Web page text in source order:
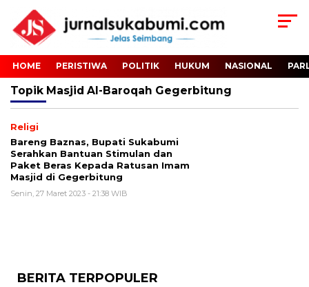
HOME PERISTIWA POLITIK HUKUM NASIONAL
Topik Masjid Al-Baroqah Gegerbitung
Religi
Bareng Baznas, Bupati Sukabumi
Serahkan Bantuan Stimulan dan
Paket Beras Kepada Ratusan Imam
Masjid di Gegerbitung
Senin, 27 Maret 2023 - 21:38 WIB
BERITA TERPOPULER